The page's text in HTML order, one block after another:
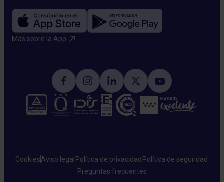
Más sobre la App​
CookiesAviso legal Política de privacidad Política de seguridad
Preguntas frecuentes